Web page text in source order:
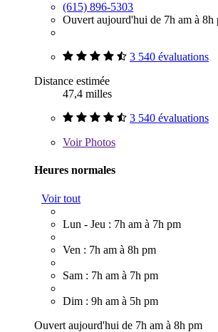
(615) 896-5303
Ouvert aujourd'hui de 7h am à 8h
3 540 évaluations
Distance estimée
47,4 milles
3 540 évaluations
VoirPhotos
Heures normales
Voir tout
Lun - Jeu : 7h am à 7h pm
Ven : 7h am à 8h pm
Sam : 7h am à 7h pm
Dim : 9h am à 5h pm
Ouvert aujourd'hui de 7h am à 8h pm